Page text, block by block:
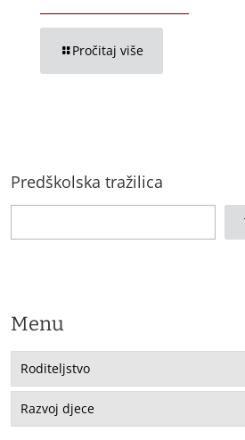
Pročitaj više
Predškolska tražilica
Menu
Roditeljstvo
Razvoj djece